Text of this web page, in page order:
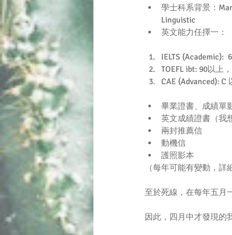
學士科系背景：
Linguistic
英文能力任擇一：
IELTS (Academic):
TOEFL ibt: 90以上
CAE (Advanced): C
畢業證書、成績單
英文成績證書（我
兩封推薦信
動機信
護照影本
（每年可能有變動，詳
至於死線，在每年五月
因此，四月中才發現的